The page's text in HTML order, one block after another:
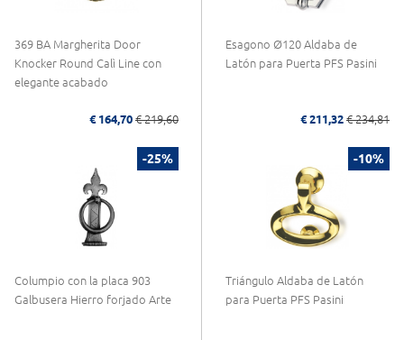
369 BA Margherita Door
Knocker Round Calì Line con
elegante acabado
€ 164,70 € 219,60
Esagono Ø120 Aldaba de
Latón para Puerta PFS Pasini
€ 211,32 € 234,81
-25%
Columpio con la placa 903
Galbusera Hierro forjado Arte
-10%
Triángulo Aldaba de Latón
para Puerta PFS Pasini